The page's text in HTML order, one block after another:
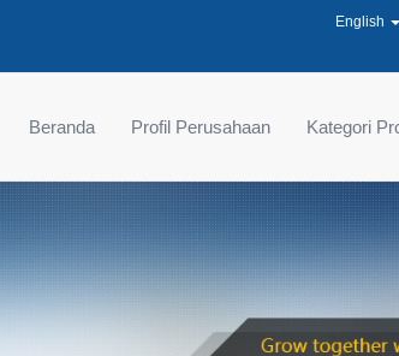
English
Beranda Profil Perusahaan Kategori